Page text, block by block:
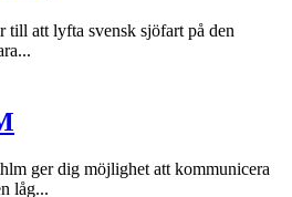
till att lyfta svensk sjöfart på den
ger dig möjlighet att kommunicera
låg...